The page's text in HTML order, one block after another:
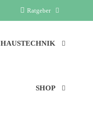
Ratgeber
HAUSTECHNIK
SHOP